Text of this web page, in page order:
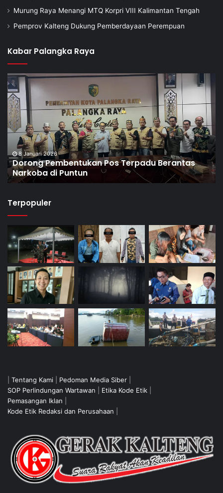
Murung Raya Menangi MTQ Korpri VIII Kalimantan Tengah
Pemprov Kalteng Dukung Pemberdayaan Perempuan
Kabar Palangka Raya
8 Januari 2026
Dorong Pembentukan Pos Terpadu Berantas
Narkoba di Puntun
Terpopuler
Tentang Kami Pedoman Media Siber
SOP Perlindungan Wartawan
Etika Kode Etik
Pemasangan Iklan
Kode Etik Redaksi dan Perusahaan